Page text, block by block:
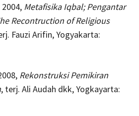
Metafisika Iqbal; Pengantar
Recontruction of Religious
Fauzi Arifin, Yogyakarta:
Rekonstruksi Pemikiran
, terj. Ali Audah dkk, Yogkayarta: